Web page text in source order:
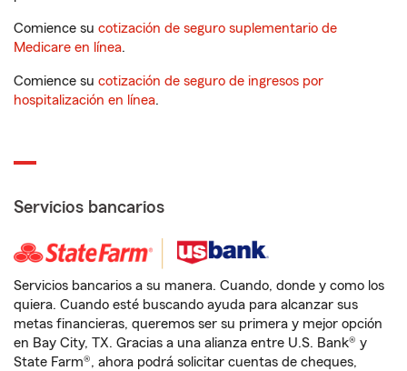
Comience su cotización de seguro suplementario de
Medicare en línea.
Comience su cotización de seguro de ingresos por
hospitalización en línea.
Servicios bancarios
Servicios bancarios a su manera. Cuando, donde y como los
quiera. Cuando esté buscando ayuda para alcanzar sus
metas financieras, queremos ser su primera y mejor opción
en Bay City, TX. Gracias a una alianza entre U.S. Bank® y
State Farm®, ahora podrá solicitar cuentas de cheques,